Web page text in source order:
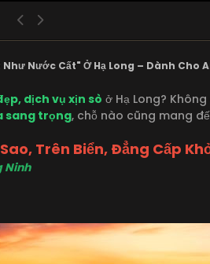
Nước Cất" Ở Hạ Long – Dành Cho
dịch vụ xịn sò ở Hạ Long?
sang trọng, chỗ nào cũng mang
Trên Biển, Đẳng Cấp
Ninh